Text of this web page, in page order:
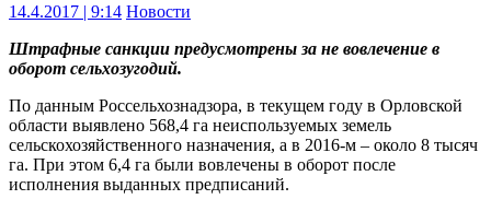
14.4.2017 | 9:14 Новости
Штрафные санкции предусмотрены за не вовлечение в
оборот сельхозугодий.
По данным Россельхознадзора, в текущем году в Орловской
области выявлено 568,4 га неиспользуемых земель
сельскохозяйственного назначения, а в 2016-м – около 8 тысяч
га. При этом 6,4 га были вовлечены в оборот после
исполнения выданных предписаний.